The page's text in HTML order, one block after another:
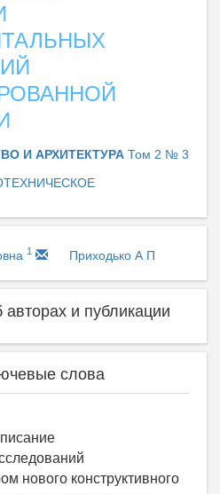
И АРХИТЕКТУРА Том 2 № 3
1 Приходько А П
и публикации
слова
нового конструктивного